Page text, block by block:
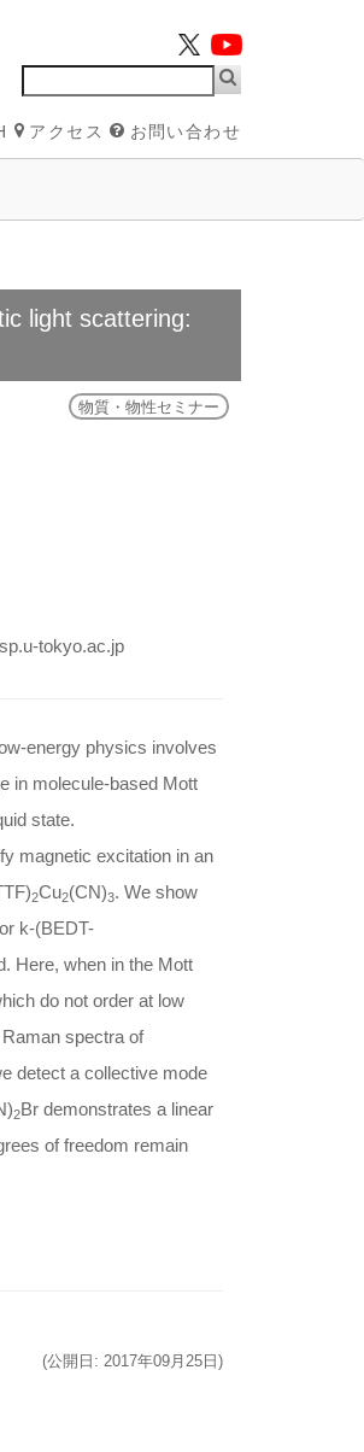
アクセス お問い合わせ
light scattering:
物質・物性セミナー
tokyo.ac.jp
energy physics involves
in molecule-based Mott
state.
magnetic excitation in an
2Cu2(CN)3. We show
k-(BEDT-
Here, when in the Mott
do not order at low
spectra of
detect a collective mode
2Br demonstrates a linear
of freedom remain
(公開日: 2017年09月25日)